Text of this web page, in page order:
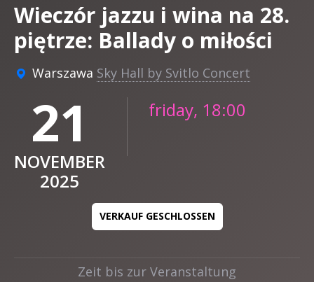
Zeit bis zur Veranstaltung
Wieczór jazzu i wina na 28.
piętrze: Ballady o miłości
Warszawa Sky Hall by Svitlo Concert
21
NOVEMBER
2025
friday, 18:00
VERKAUF GESCHLOSSEN